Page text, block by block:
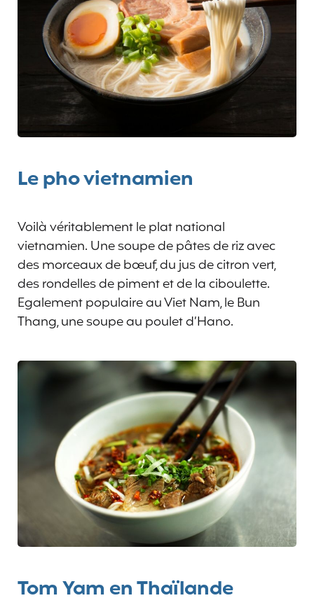
Le pho vietnamien
Voilà véritablement le plat national
vietnamien. Une soupe de pâtes de riz avec
des morceaux de bœuf, du jus de citron vert,
des rondelles de piment et de la ciboulette.
Egalement populaire au Viet Nam, le Bun
Thang, une soupe au poulet d’Hano.
Tom Yam en Thaïlande